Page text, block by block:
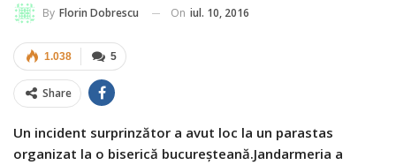
By Florin Dobrescu On iul. 10, 2016
5
1.038
Share
Un incident surprinzător a avut loc la un parastas
organizat la o biserică bucureşteană.Jandarmeria a